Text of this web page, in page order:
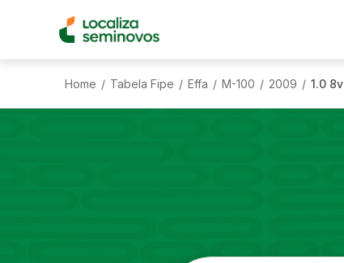
Home / Tabela Fipe / Effa / M-100 / 2009 / 1.0 8v